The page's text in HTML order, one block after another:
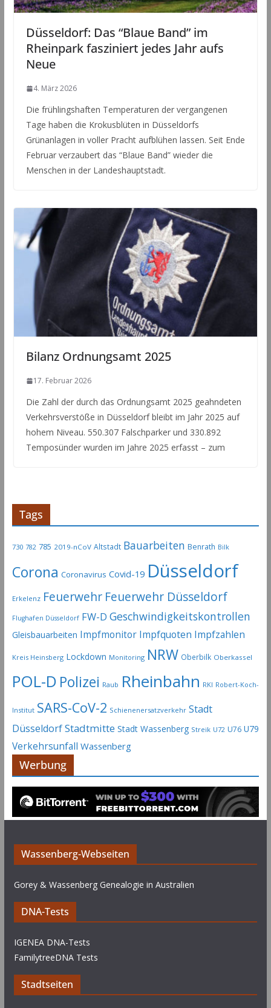
Düsseldorf: Das “Blaue Band” im
Rheinpark fasziniert jedes Jahr aufs
Neue
4. März 2026
Die frühlingshaften Temperaturen der vergangenen
Tage haben die Krokusblüten in Düsseldorfs
Grünanlagen in voller Pracht aufblühen lassen. Seit Ende
Februar verzaubert das “Blaue Band” wieder die
Menschen in der Landeshauptstadt.
Bilanz Ordnungsamt 2025
17. Februar 2026
Die Zahl der durch das Ordnungsamt 2025 geahndeten
Verkehrsverstöße in Düsseldorf bleibt im Jahr 2025 auf
hohem Niveau. 550.307 Falschparker und 330.892
Temposünder wurden im Jahre 2025 erfasst – zum
Tags
730 782 785 2019-nCoV Altstadt Bauarbeiten Benrath Bilk
Corona Coronavirus Covid-19 Düsseldorf
Erkelenz Feuerwehr Feuerwehr Düsseldorf
Flughafen Düsseldorf FW-D Geschwindigkeitskontrollen
Gleisbauarbeiten Impfmonitor Impfquoten Impfzahlen
Kreis Heinsberg Lockdown Monitoring NRW Oberbilk Oberkassel
POL-D Polizei Raub Rheinbahn RKI Robert-Koch-
Institut SARS-CoV-2 Schienenersatzverkehr Stadt
DüsseldorfStadtmitte Stadt Wassenberg Streik U72 U76 U79
Verkehrsunfall Wassenberg
Werbung
Wassenberg-Webseiten
Gorey & Wassenberg Genealogie in Australien
DNA-Tests
IGENEA DNA-Tests
FamilytreeDNA Tests
Stadtseiten